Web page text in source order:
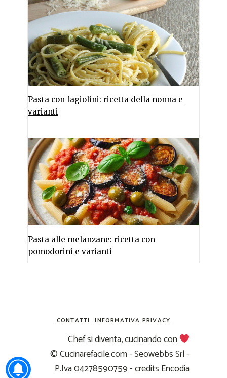
Pasta con fagiolini: ricetta della nonna e
varianti
Pasta alle melanzane: ricetta con
pomodorini e varianti
CONTATTI INFORMATIVA PRIVACY
Chef si diventa, cucinando con
© Cucinarefacile.com - Seowebbs Srl -
P.Iva 04278590759 -credits Encodia